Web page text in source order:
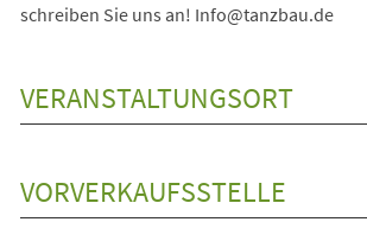
schreiben Sie uns an! Info@tanzbau.de
VERANSTALTUNGSORT
VORVERKAUFSSTELLE